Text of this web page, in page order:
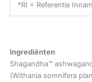
*RI = Referentie
Ingrediënten
Shagandha™
(Withania somnifera